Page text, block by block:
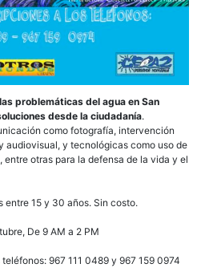
problemáticas del agua en San
desde la ciudadanía.
como fotografía, intervención
audiovisual, y tecnológicas como uso de
otras para la defensa de la vida y el
entre 15 y 30 años. Sin costo.
De 9 AM a 2 PM
967 111 0489 y 967 159 0974